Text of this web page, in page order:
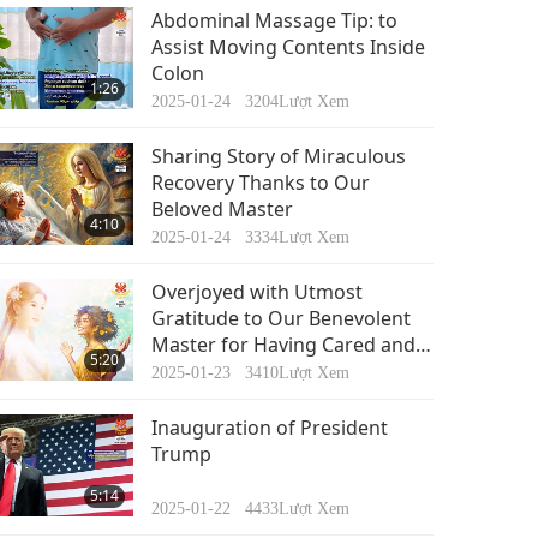
47:36
Tin Đáng Chú Ý
2023-08-292669Lượt Xem
40:46
Tin Đáng Chú Ý
2023-08-302488Lượt Xem
40:25
Tin Đáng Chú Ý
2023-08-312578Lượt Xem
1:26
Abdominal Massage Tip: to
Assist Moving Contents Inside
Colon
2025-01-24 3204Lượt Xem
4:10
Sharing Story of Miraculous
Recovery Thanks to Our
Beloved Master
2025-01-24 3334Lượt Xem
5:20
Overjoyed with Utmost
Gratitude to Our Benevolent
Master for Having Cared and
Watched Lovingly Over All of
2025-01-23 3410Lượt Xem
5:14
Inauguration of President
Trump
2025-01-22 4433Lượt Xem